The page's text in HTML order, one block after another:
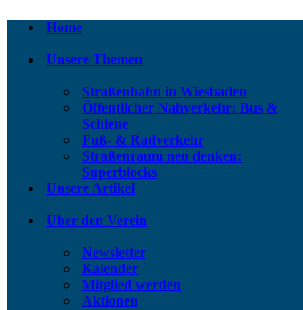
Home
Unsere Themen
Straßenbahn in Wiesbaden
Öffentlicher Nahverkehr: Bus &
Schiene
Fuß- & Radverkehr
Straßenraum neu denken:
Superblocks
Unsere Artikel
Über den Verein
Newsletter
Kalender
Mitglied werden
Aktionen